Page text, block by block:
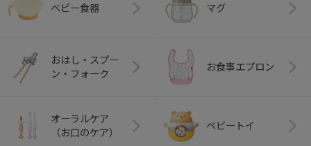
ベビー食器 マグ
おはし・スプー
ン・フォーク
お食事エプロン
オーラルケア
（お口のケア）
ベビートイ